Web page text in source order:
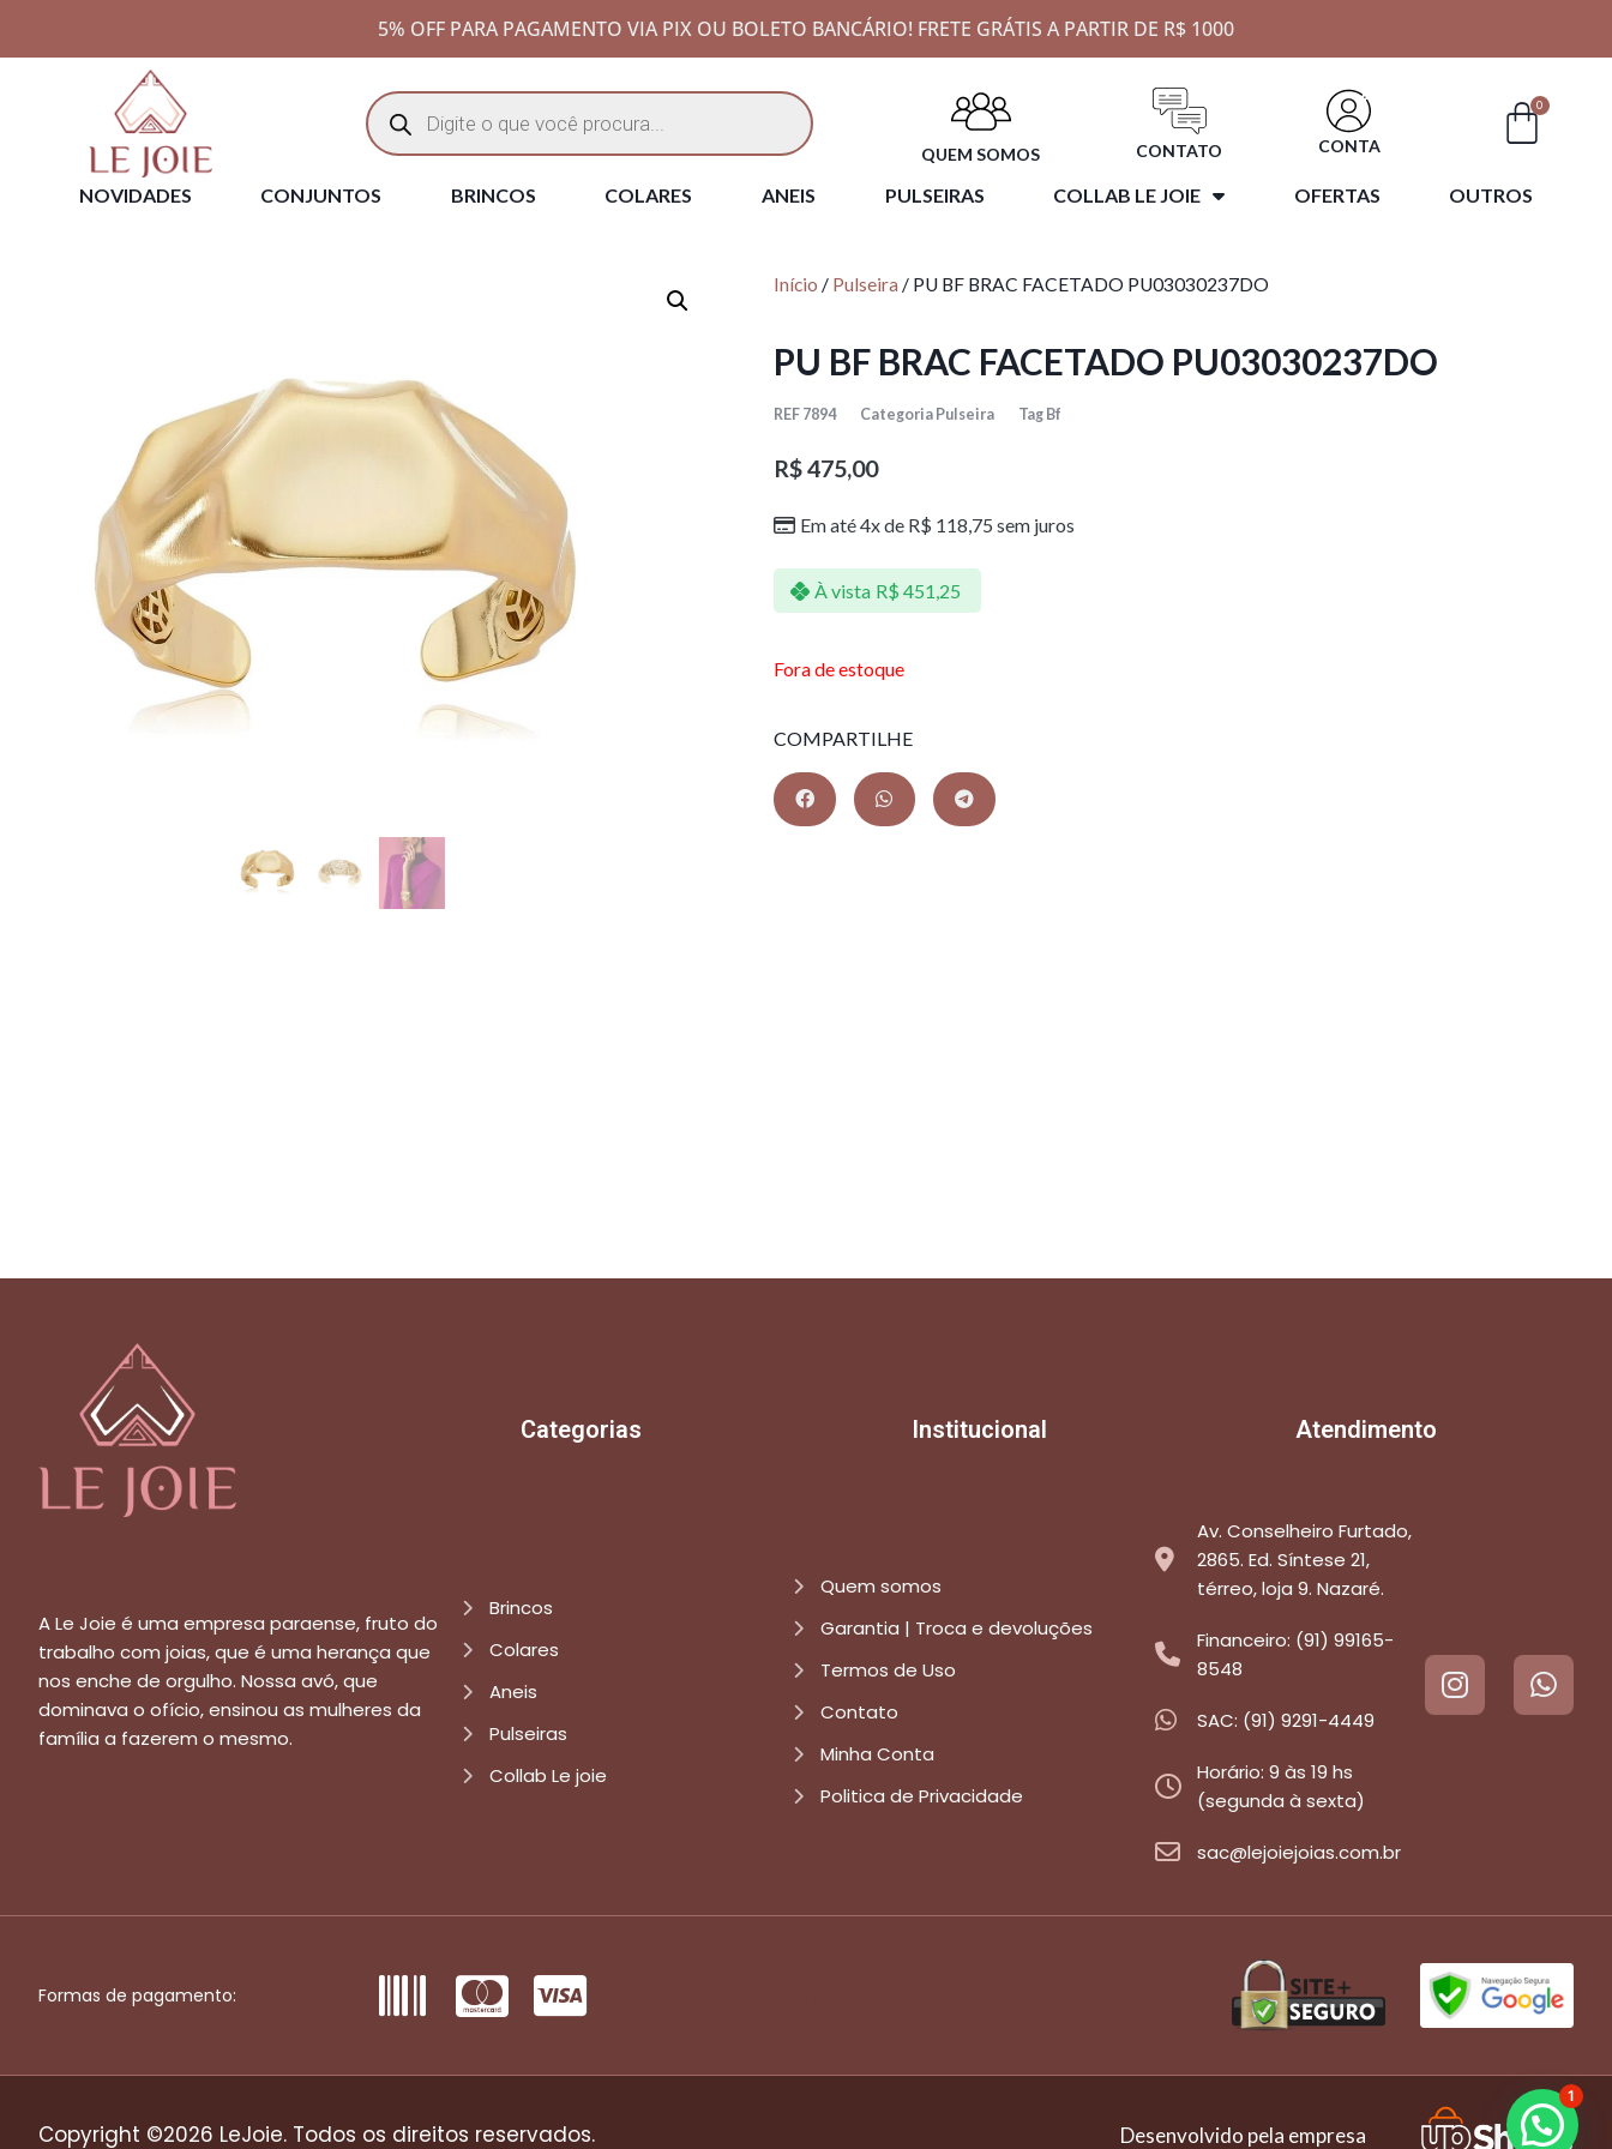
5% OFF PARA PAGAMENTO VIA PIX OU BOLETO BANCÁRIO! FRETE GRÁTIS A PARTIR DE R$ 1000
QUEM SOMOS CONTATO CONTA
0
NOVIDADES CONJUNTOS BRINCOS COLARES ANEIS PULSEIRAS COLLAB LE JOIE OFERTAS OUTROS
Início / Pulseira / PU BF BRAC FACETADO PU03030237DO
PU BF BRAC FACETADO PU03030237DO
REF 7894 Categoria Pulseira Tag Bf
R$475,00
Em até 4x de R$ 118,75 sem juros
À vista R$ 451,25
Fora de estoque
COMPARTILHE
Categorias Institucional Atendimento
A Le Joie é uma empresa paraense, fruto do
trabalho com joias, que é uma herança que
nos enche de orgulho. Nossa avó, que
dominava o ofício, ensinou as mulheres da
família a fazerem o mesmo.
Brincos
Colares
Aneis
Pulseiras
Collab Le joie
Quem somos
Garantia | Troca e devoluções
Termos de Uso
Contato
Minha Conta
Politica de Privacidade
Av. Conselheiro Furtado,
2865. Ed. Síntese 21,
térreo, loja 9. Nazaré.
Financeiro: (91) 99165-
8548
SAC: (91) 9291-4449
Horário: 9 às 19 hs
(segunda à sexta)
sac@lejoiejoias.com.br
Formas de pagamento:
Copyright ©2026 LeJoie. Todos os direitos reservados. Desenvolvido pela empresa
1